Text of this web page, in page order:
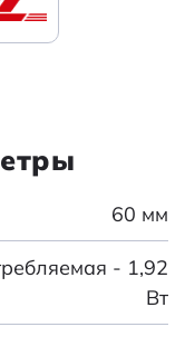
60 мм
- 1,92
Вт